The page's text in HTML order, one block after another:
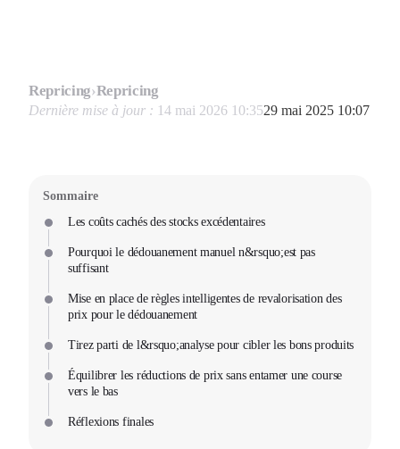
Repricing›Repricing
Dernière mise à jour : 14 mai 2026 10:3529 mai 2025 10:07
Sommaire
Les coûts cachés des stocks excédentaires
Pourquoi le dédouanement manuel n&rsquo;est pas
suffisant
Mise en place de règles intelligentes de revalorisation des
prix pour le dédouanement
Tirez parti de l&rsquo;analyse pour cibler les bons produits
Équilibrer les réductions de prix sans entamer une course
vers le bas
Réflexions finales